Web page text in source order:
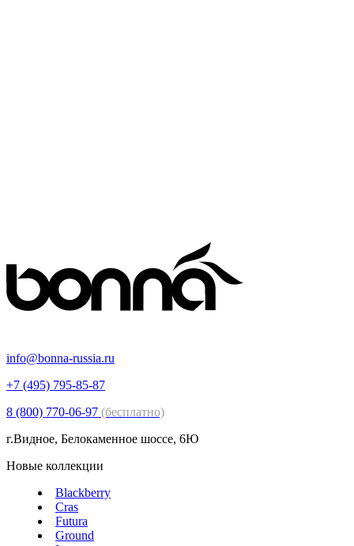
info@bonna-russia.ru
+7 (495) 795-85-87
8 (800) 770-06-97 (бесплатно)
г.Видное, Белокаменное шоссе, 6Ю
Новые коллекции
Blackberry
Cras
Futura
Ground